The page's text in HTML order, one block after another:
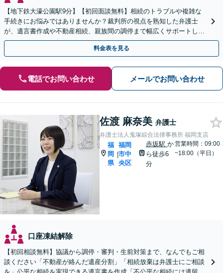
【地下鉄大濠公園駅9分】【初回面談無料】相続のトラブルや複雑な
手続きにお悩みではありませんか？裁判所の視点を熟知した弁護士
が、遺言書作成や不動産相続、親族間の調停まで幅広くサポートしま
す！負担を減らし円満に解決します。【夜間面談利用可】
料金表を見る
電話でお問い合わせ メールでお問い合わせ
佐渡 麻奈美 弁護士
弁護士法人鬼塚綜合法律事務所 福岡支店
福
岡
県
|
福岡
市中
央区
赤坂駅 か
ら徒歩6
分
営業時間：09:00
~18:00（平日）
口座凍結解除
【初回相談無料】協議から調停・審判・生前対策まで、なんでもご相
談ください「不動産が絡んだ遺産分割」「相続放棄は弁護士にご相談